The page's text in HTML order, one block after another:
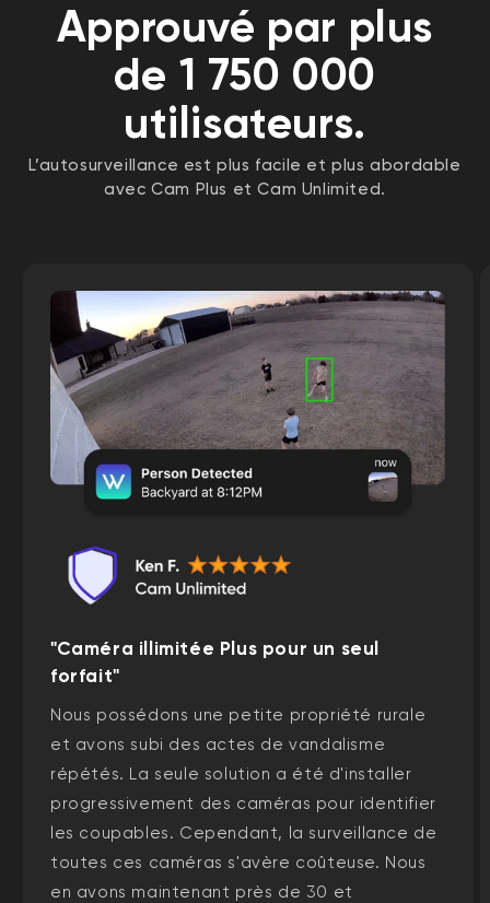
Approuvé par plus
de 1 750 000
utilisateurs.
L’autosurveillance est plus facile et plus abordable
avec Cam Plus et Cam Unlimited.
"Caméra illimitée Plus pour un seul
forfait"
Nous possédons une petite propriété rurale
et avons subi des actes de vandalisme
répétés. La seule solution a été d'installer
progressivement des caméras pour identifier
les coupables. Cependant, la surveillance de
toutes ces caméras s'avère coûteuse. Nous
en avons maintenant près de 30 et